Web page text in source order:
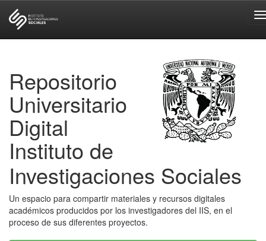
Repositorio
Universitario
Digital
Instituto de
Investigaciones Sociales
Un espacio para compartir materiales y recursos digitales
académicos producidos por los investigadores del IIS, en el
proceso de sus diferentes proyectos.